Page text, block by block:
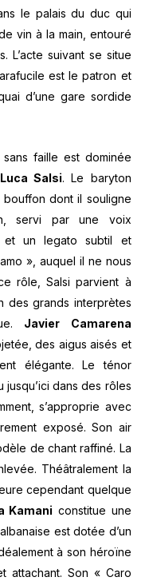
le palais du duc qui
vin à la main, entouré
L’acte suivant se situe
est le patron et
d’une gare sordide
sans faille est dominée
Luca Salsi. Le baryton
bouffon dont il souligne
servi par une voix
et un legato subtil et
», auquel il ne nous
rôle, Salsi parvient à
des grands interprètes
Javier Camarena
des aigus aisés et
élégante. Le ténor
jusqu’ici dans des rôles
s’approprie avec
exposé. Son air
de chant raffiné. La
Théâtralement la
cependant quelque
Kamani constitue une
est dotée d’un
à son héroïne
attachant. Son « Caro